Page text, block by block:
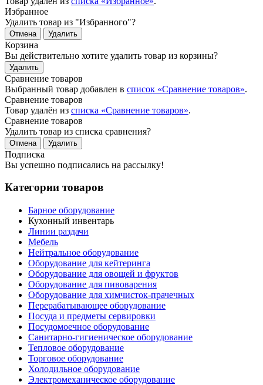
Избранное
Удалить товар из "Избранного"?
Отмена Удалить
Корзина
Вы действительно хотите удалить товар из корзины?
Удалить
Сравнение товаров
Выбранный товар добавлен в список «Сравнение товаров».
Сравнение товаров
Товар удалён из списка «Сравнение товаров».
Сравнение товаров
Удалить товар из списка сравнения?
Отмена Удалить
Подписка
Вы успешно подписались на рассылку!
Категории товаров
Барное оборудование
Кухонный инвентарь
Линии раздачи
Мебель
Нейтральное оборудование
Оборудование для кейтеринга
Оборудование для овощей и фруктов
Оборудование для пивоварения
Оборудование для химчисток-прачечных
Перерабатывающее оборудование
Посуда и предметы сервировки
Посудомоечное оборудование
Санитарно-гигиеническое оборудование
Тепловое оборудование
Торговое оборудование
Холодильное оборудование
Электромеханическое оборудование